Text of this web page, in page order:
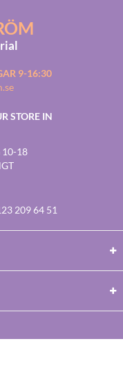
9-16:30
STORE IN
10-18
209 64 51
Instagram